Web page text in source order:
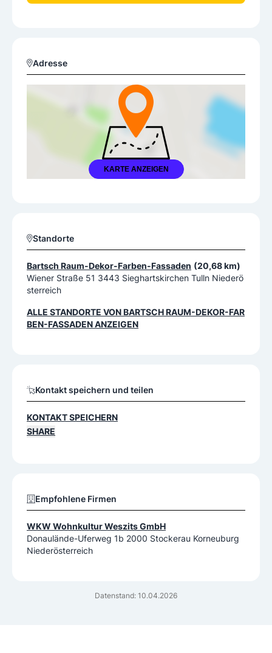
Adresse
KARTE ANZEIGEN
Datenstand: 10.04.2026
Standorte
Bartsch Raum-Dekor-Farben-Fassaden (20,68 km)
Wiener Straße 51 3443 Sieghartskirchen Tulln Niederö
sterreich
ALLE STANDORTE VONBARTSCH RAUM-DEKOR-FAR
BEN-FASSADENANZEIGEN
Kontakt speichern und teilen
KONTAKT SPEICHERN
SHARE
Empfohlene Firmen
WKW Wohnkultur Weszits GmbH
Donaulände-Uferweg 1b 2000 Stockerau Korneuburg
Niederösterreich